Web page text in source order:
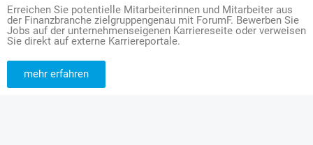
Erreichen Sie potentielle Mitarbeiterinnen und Mitarbeiter aus
der Finanzbranche zielgruppengenau mit ForumF. Bewerben Sie
Jobs auf der unternehmenseigenen Karriereseite oder verweisen
Sie direkt auf externe Karriereportale.
mehr erfahren